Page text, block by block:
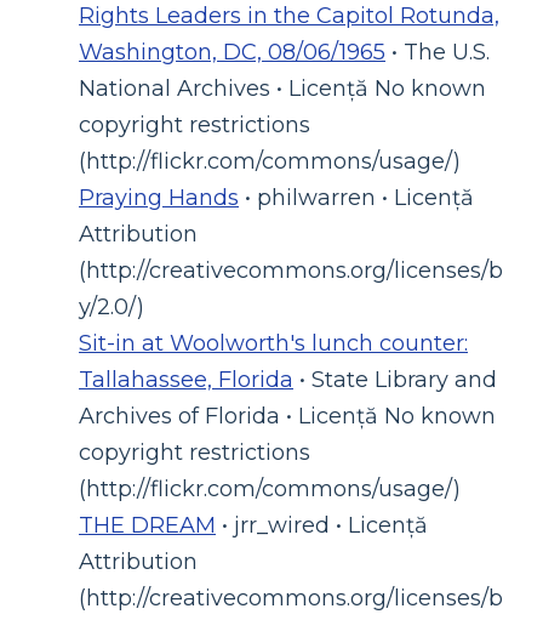
Rights Leaders in the Capitol Rotunda,
Washington, DC, 08/06/1965 • The U.S.
National Archives • Licență No known
copyright restrictions
(http://flickr.com/commons/usage/)
Praying Hands • philwarren • Licență
Attribution
(http://creativecommons.org/licenses/b
y/2.0/)
Sit-in at Woolworth's lunch counter:
Tallahassee, Florida • State Library and
Archives of Florida • Licență No known
copyright restrictions
(http://flickr.com/commons/usage/)
THE DREAM • jrr_wired • Licență
Attribution
(http://creativecommons.org/licenses/b